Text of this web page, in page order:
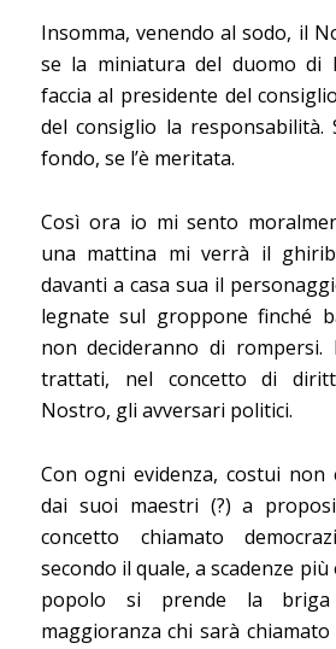
Insomma, venendo al sodo, il
se la miniatura del duomo di
faccia al presidente del
del consiglio la responsabilità.
fondo, se l’è meritata.
Così ora io mi sento
una mattina mi verrà il
davanti a casa sua il
legnate sul groppone finché
non decideranno di rompersi.
trattati, nel concetto di
Nostro, gli avversari politici.
Con ogni evidenza, costui
dai suoi maestri (?) a
concetto chiamato
secondo il quale, a scadenze
popolo si prende la
maggioranza chi sarà